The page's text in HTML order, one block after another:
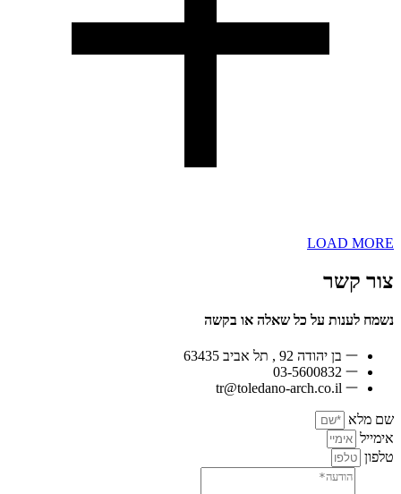
LOAD MORE
צור קשר
נשמח לענות על כל שאלה או בקשה
בן יהודה 92 , תל אביב 63435
03-5600832
tr@toledano-arch.co.il
שם מלא
אימייל
טלפון